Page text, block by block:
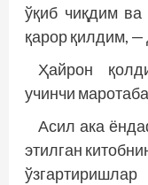
ўқиб чиқдим ва
қарор қилдим,
Ҳайрон
учинчи
Асил ака
этилган